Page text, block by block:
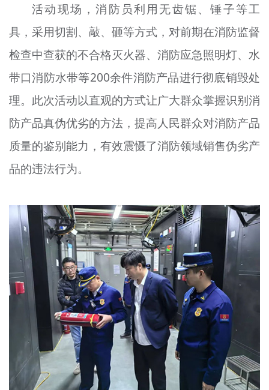
活动现场，消防员利用无齿锯、锤子等工
具，采用切割、敲、砸等方式，对前期在消防监督
检查中查获的不合格灭火器、消防应急照明灯、水
带口消防水带等200余件消防产品进行彻底销毁处
理。此次活动以直观的方式让广大群众掌握识别消
防产品真伪优劣的方法，提高人民群众对消防产品
质量的鉴别能力，有效震慑了消防领域销售伪劣产
品的违法行为。